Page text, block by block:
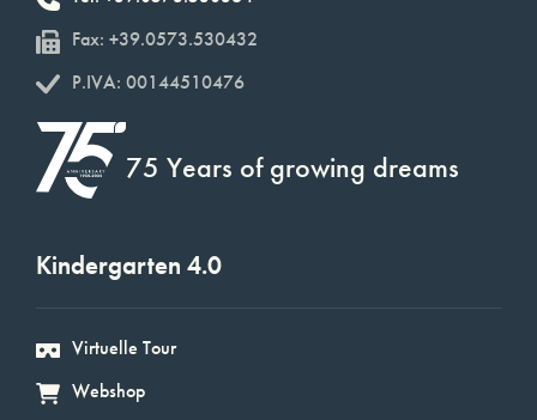
Fax: +39.0573.530432
P.IVA: 00144510476
75 Years of growing dreams
Kindergarten 4.0
Virtuelle Tour
Webshop